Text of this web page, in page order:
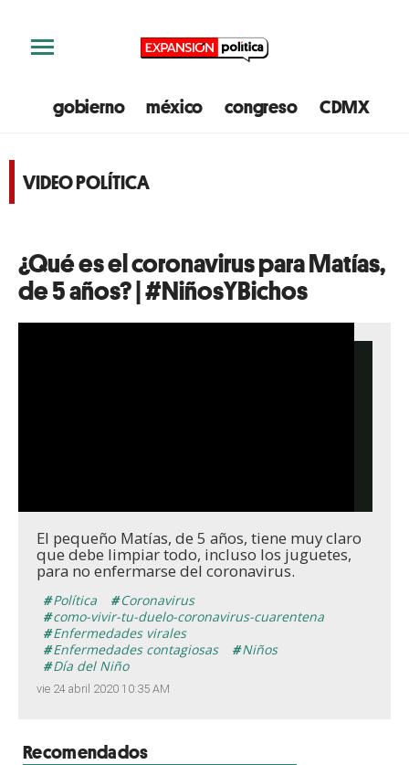
gobierno méxico congreso CDMX
VIDEO POLÍTICA
¿Qué es el coronavirus para Matías,
de 5 años? | #NiñosYBichos
vie 24 abril 2020 10:35 AM
El pequeño Matías, de 5 años, tiene muy claro
que debe limpiar todo, incluso los juguetes,
para no enfermarse del coronavirus.
Política
Coronavirus
como-vivir-tu-duelo-coronavirus-cuarentena
Enfermedades virales
Enfermedades contagiosas
Niños
Día del Niño
Recomendados